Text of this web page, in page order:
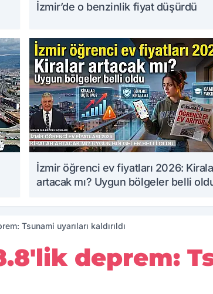
İzmir’de o benzinlik fiyat düşürdü
İzmir öğrenci ev fiyatları 2026:
artacak mı? Uygun bölgeler belli
Tsunami uyarıları kaldırıldı
deprem: